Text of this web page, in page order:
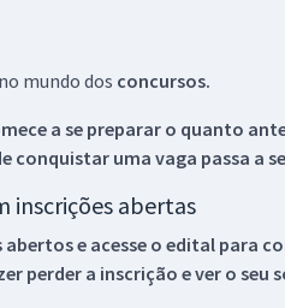
mundo dos concursos.
a se preparar o quanto
conquistar uma vaga passa a
inscrições abertas
abertos e acesse o edital para
perder a inscrição e ver o seu